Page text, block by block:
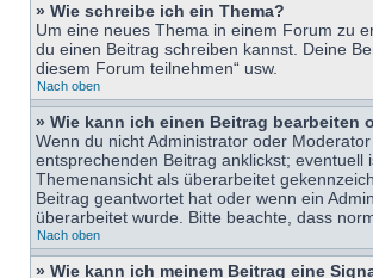
» Wie schreibe ich ein Thema?
Um eine neues Thema in einem Forum zu
du einen Beitrag schreiben kannst. Deine
diesem Forum teilnehmen“ usw.
Nach oben
» Wie kann ich einen Beitrag bearbeiten
Wenn du nicht Administrator oder
entsprechenden Beitrag anklickst;
Themenansicht als überarbeitet
Beitrag geantwortet hat oder wenn ein
überarbeitet wurde. Bitte beachte, dass
Nach oben
» Wie kann ich meinem Beitrag eine